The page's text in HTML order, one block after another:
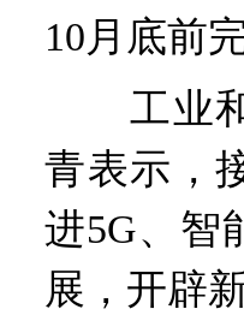
10月底前
工业和
青表示，
进5G、智
展，开辟